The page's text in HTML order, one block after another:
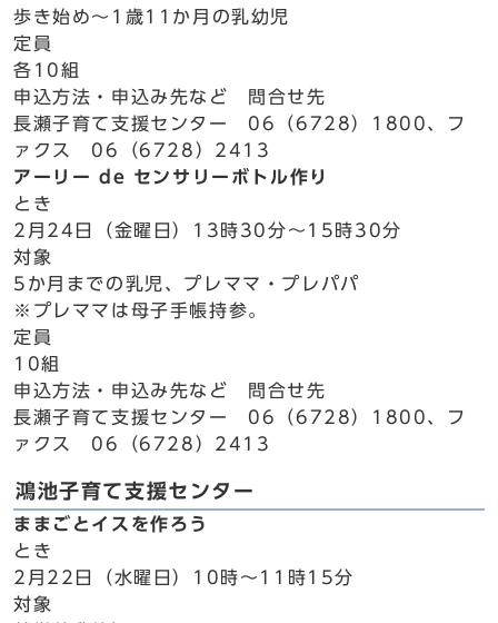
歩き始め～1歳11か月の乳幼児
定員
各10組
申込方法・申込み先など 問合せ先
長瀬子育て支援センター 06（6728）1800、フ
ァクス 06（6728）2413
アーリー de センサリーボトル作り
とき
2月24日（金曜日）13時30分～15時30分
対象
5か月までの乳児、プレママ・プレパパ
※プレママは母子手帳持参。
定員
10組
申込方法・申込み先など 問合せ先
長瀬子育て支援センター 06（6728）1800、フ
ァクス 06（6728）2413
鴻池子育て支援センター
ままごとイスを作ろう
とき
2月22日（水曜日）10時～11時15分
対象